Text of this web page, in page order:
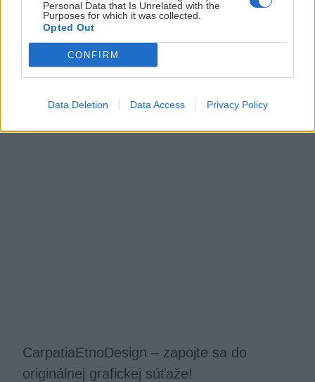
Personal Data that Is Unrelated with the
Purposes for which it was collected.
Opted Out
CONFIRM
Data Deletion Data Access Privacy Policy
Vďaka aj za málo alebo západ slnka na
Veľkej Rači
Robo 9. marca 2017
CarpatiaEtnoDesign – zapojte sa do
originálnej grafickej súťaže!